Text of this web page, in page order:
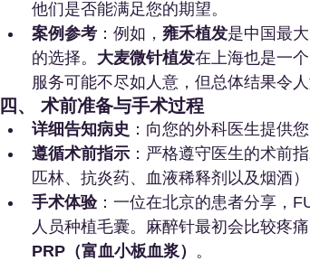
他们是否能满足您的期望。
案例参考 ：例如， 雍禾植发是中国最
的选择。 大麦微针植发在上海也是一
服务可能不尽如人意，但总体结果令
四、 术前准备与手术过程
详细告知病史 ：向您的外科医生提供
遵循术前指示 ：严格遵守医生的术前
匹林、抗炎药、血液稀释剂以及烟酒）
手术体验：一位在北京的患者分享，
人员种植毛囊。麻醉针最初会比较疼
PRP（富血小板血浆） 。